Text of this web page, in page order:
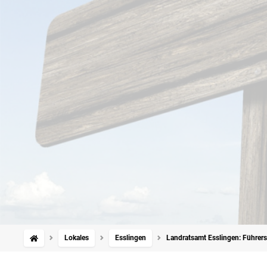
Lokales Esslingen Landratsamt Esslingen: